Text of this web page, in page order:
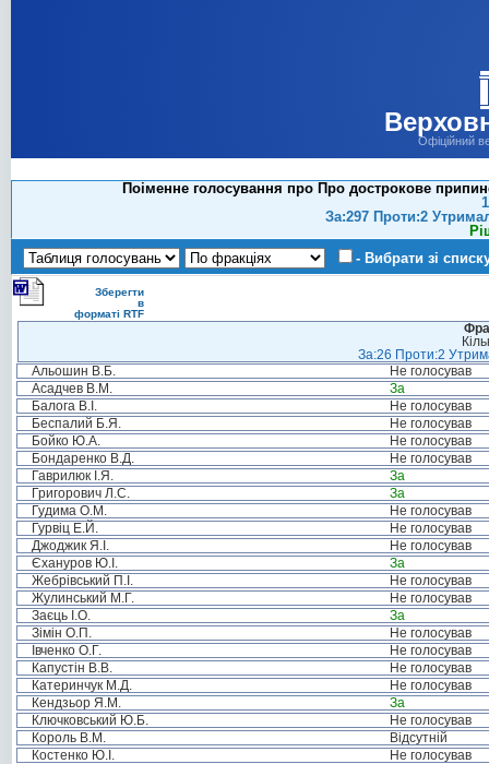
Офіційний
Поіменне голосування про Про дострокове
За:297 Проти:2
- Вибрати зі
Зберегти
в
форматі RTF
За:26 Проти:2
Альошин В.Б.
Не голосував
Асадчев В.М.
За
Балога В.І.
Не голосував
Беспалий Б.Я.
Не голосував
Бойко Ю.А.
Не голосував
Бондаренко В.Д.
Не голосував
Гаврилюк І.Я.
За
Григорович Л.С.
За
Гудима О.М.
Не голосував
Гурвіц Е.Й.
Не голосував
Джоджик Я.І.
Не голосував
Єхануров Ю.І.
За
Жебрівський П.І.
Не голосував
Жулинський М.Г.
Не голосував
Заєць І.О.
За
Зімін О.П.
Не голосував
Івченко О.Г.
Не голосував
Капустін В.В.
Не голосував
Катеринчук М.Д.
Не голосував
Кендзьор Я.М.
За
Ключковський Ю.Б.
Не голосував
Король В.М.
Відсутній
Костенко Ю.І.
Не голосував